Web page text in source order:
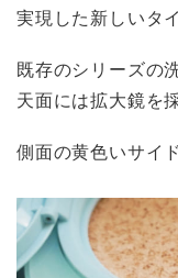
実現した新しいタイ
既存のシリーズの
天面には拡大鏡を
側面の黄色いサイ